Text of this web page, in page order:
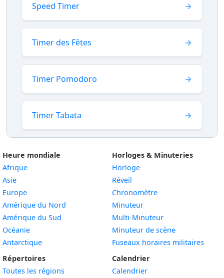
Speed Timer
Timer des Fêtes
Timer Pomodoro
Timer Tabata
Heure mondiale
Afrique
Asie
Europe
Amérique du Nord
Amérique du Sud
Océanie
Antarctique
Répertoires
Toutes les régions
Horloges & Minuteries
Horloge
Réveil
Chronomètre
Minuteur
Multi-Minuteur
Minuteur de scène
Fuseaux horaires militaires
Calendrier
Calendrier